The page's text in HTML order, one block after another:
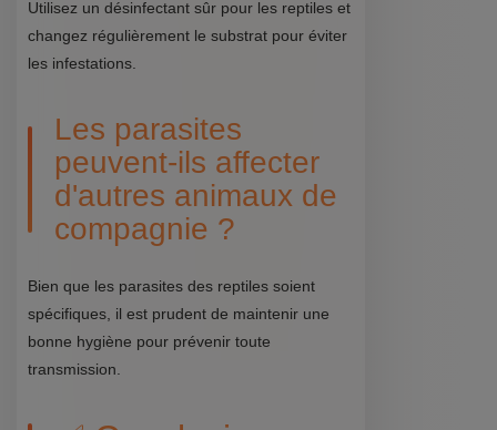
Utilisez un désinfectant sûr pour les reptiles et
changez régulièrement le substrat pour éviter
les infestations.
Les parasites
peuvent-ils affecter
d'autres animaux de
compagnie ?
Bien que les parasites des reptiles soient
spécifiques, il est prudent de maintenir une
bonne hygiène pour prévenir toute
transmission.